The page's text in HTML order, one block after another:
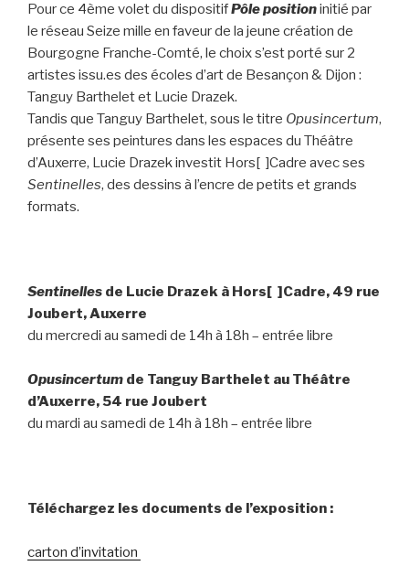
Pour ce 4ème volet du dispositifPôle positioninitié par
le réseau Seize mille en faveur de la jeune création de
Bourgogne Franche-Comté, le choix s’est porté sur 2
artistes issu.es des écoles d’art de Besançon & Dijon :
Tanguy Barthelet et Lucie Drazek.
Tandis que Tanguy Barthelet, sous le titre Opusincertum,
présente ses peintures dans les espaces du Théâtre
d’Auxerre, Lucie Drazek investit Hors[ ]Cadre avec ses
Sentinelles, des dessins à l’encre de petits et grands
formats.
Sentinelles de Lucie Drazek à Hors[ ]Cadre, 49 rue
Joubert, Auxerre
du mercredi au samedi de 14h à 18h – entrée libre
Opusincertum de Tanguy Barthelet au Théâtre
d’Auxerre, 54 rue Joubert
du mardi au samedi de 14h à 18h – entrée libre
Téléchargez les documents de l’exposition :
carton d’invitation